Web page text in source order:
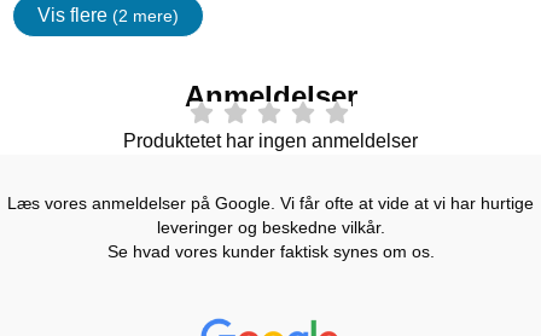
Vis flere (2 mere)
Egenskaper
Anmeldelser
Produktetet har ingen anmeldelser
Læs vores anmeldelser på Google. Vi får ofte at vide at vi har hurtige
leveringer og beskedne vilkår.
Se hvad vores kunder faktisk synes om os.
Prisjakt Anmeldelser: 4.7 Stjerne